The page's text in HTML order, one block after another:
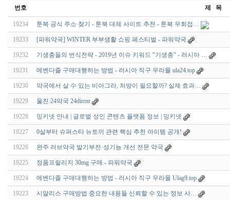
번호 제 목
19234 툰북 공식 주소 찾기 - 툰북 대체 사이트 추천 - 툰북 우회접…
19233 [파워약국] WINTER 부부생활 쇼핑 페스티벌 - 파워약국
19232 기생충들의 번식전략 - 2019년 이슈 키워드 "기생충" - 러시아 …
19231 메벤다졸 구매대행하는 방법 - 러시아 직구 우라몰 ula24.top
19230 약국에서 살 수 있는 비아그라, 처방이 필요할까? 실제 효과…
19229 울진 24약국 24dirrnr
19228 밍키넷 안내 | 글로벌 성인 콘텐츠 플랫폼 정보 | 밍키넷
19227 0살부터 슈퍼스타 뉴토끼 관련 핵심 추천 아이템 공개!
19226 완주 러브약국 발기부전·성기능 개선 전문 약국
19225 정품프릴리지 30mg 구매 - 파워약국
19224 메벤다졸 구매대행하는 방법 - 러시아 직구 우라몰 Ulag9.top
19223 시알리스 구매방법 중요한 내용들 신뢰할 수 있는 정보 사…